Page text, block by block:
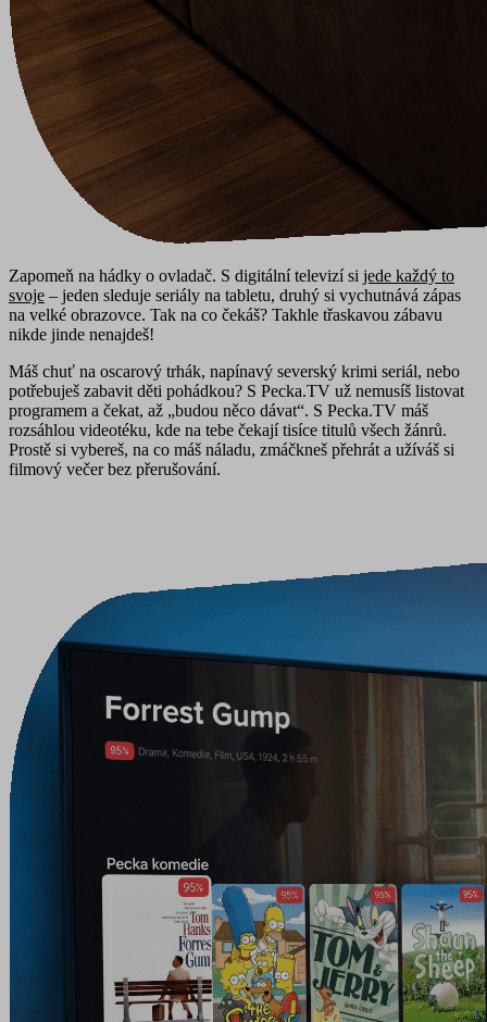
Zapomeň na hádky o ovladač. S digitální televizí si jede každý to
svoje – jeden sleduje seriály na tabletu, druhý si vychutnává zápas
na velké obrazovce. Tak na co čekáš? Takhle třaskavou zábavu
nikde jinde nenajdeš!
Máš chuť na oscarový trhák, napínavý severský krimi seriál, nebo
potřebuješ zabavit děti pohádkou? S Pecka.TV už nemusíš listovat
programem a čekat, až „budou něco dávat“. S Pecka.TV máš
rozsáhlou videotéku, kde na tebe čekají tisíce titulů všech žánrů.
Prostě si vybereš, na co máš náladu, zmáčkneš přehrát a užíváš si
filmový večer bez přerušování.